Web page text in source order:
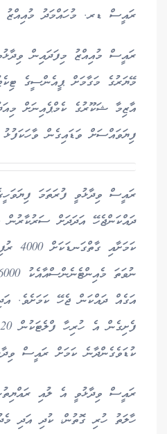
ރައީސް ޑރ. މުހައްމަދު މުއިއްޒު
ރައީސް މުއިއްޒު މިފަދައިން
މޭޔަރުގެ މަގާމަށް ޕީއެންސީގެ
އާޒިމާ ޝަކޫރުގެ ކެމްޕެއިނަށް
ފިޔަވައްސަށް ވަޑައިގެން
ރައީސް ވިދާޅުވީ ފުރަތަމަ
ދައްކަންޖެހޭ އަދަދަށް ސަރުކާރުން
އަގެއް ދައްކަން ޖެހޭ ކަމަށެވެ.
ކުޑަވެގެންދާނެ ކަމަށް ރައީސް
ރައީސް ވިދާޅުވީ އެ ލުއި
ހާލަތު ހުރި ގޮތުން، ކުދި އަދި